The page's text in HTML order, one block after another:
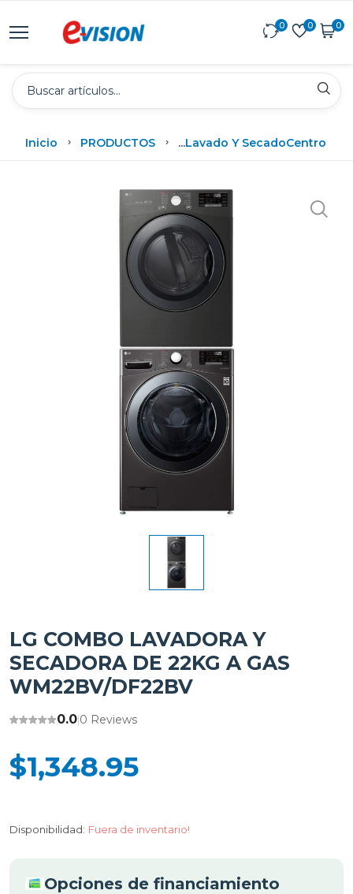
0 0 0
Inicio PRODUCTOS ...Lavado Y SecadoCentro De
LG COMBO LAVADORA Y
SECADORA DE 22KG A GAS
WM22BV/DF22BV
0.0|0 Reviews
$1,348.95
Disponibilidad: Fuera de inventario!
Opciones de financiamiento